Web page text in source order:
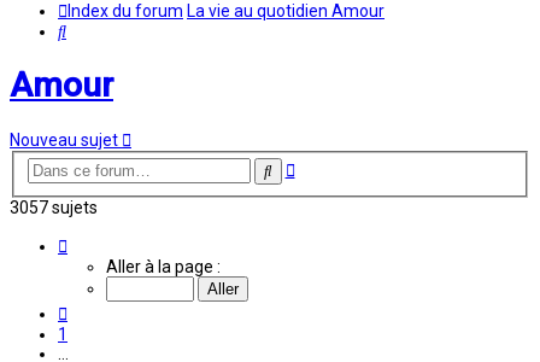
Index du forum La vie au quotidien Amour
Rechercher
Amour
Nouveau sujet
Rechercher
Recherche
3057 sujets
151
Aller à la page :
1